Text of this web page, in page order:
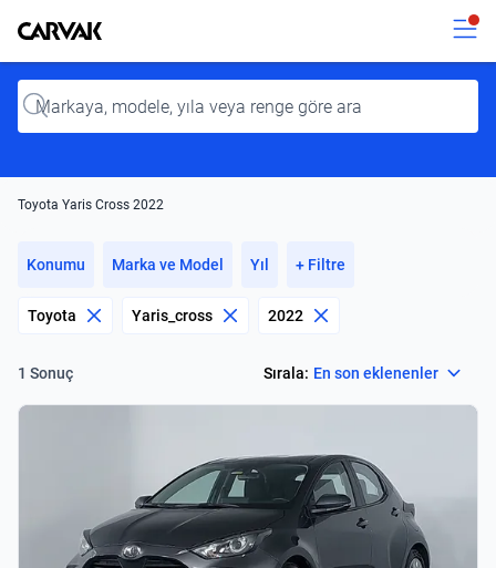
Kavak
Input
Toyota Yaris Cross 2022
Konumu Marka ve Model Yıl + Filtre
Toyota Yaris_cross 2022
1 Sonuç Sırala: En son eklenenler